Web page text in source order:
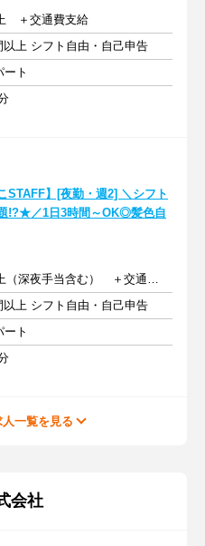
＋交通費支給
以上 シフト自由・自己申告
ート
STAFF】[夜勤・週2] ＼シフト
!?★／1日3時間～OK◎髪色自
時給1313円以上（深夜手当含む） ＋交通費支給
以上 シフト自由・自己申告
ート
一覧を見る
会社